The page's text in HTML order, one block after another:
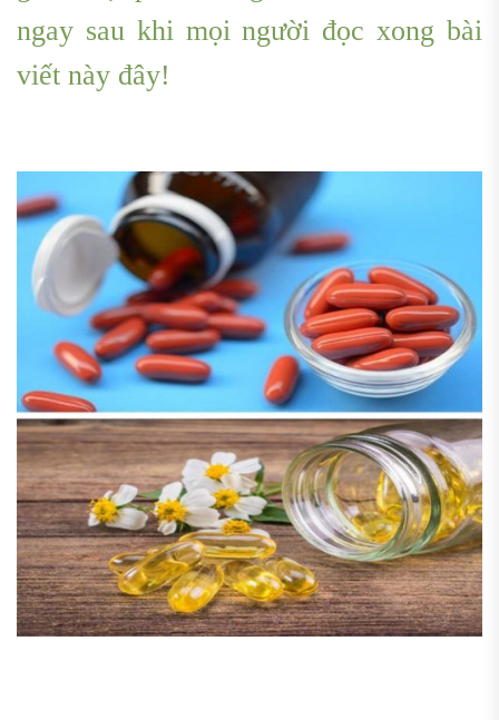
ngay sau khi mọi người đọc xong bài
viết này đây!